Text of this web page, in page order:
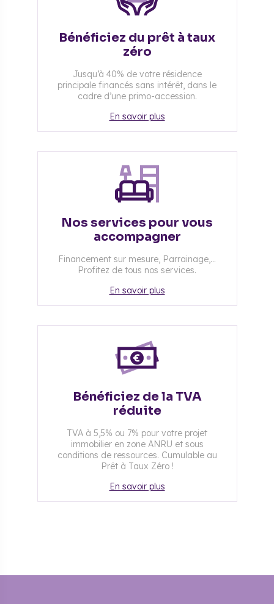
Bénéficiez du prêt à taux
zéro
Jusqu’à 40% de votre résidence
principale financés sans intérêt, dans le
cadre d’une primo-accession.
En savoir plus
Nos services pour vous
accompagner
Financement sur mesure, Parrainage,...
Profitez de tous nos services.
En savoir plus
Bénéficiez de la TVA
réduite
TVA à 5,5% ou 7% pour votre projet
immobilier en zone ANRU et sous
conditions de ressources. Cumulable au
Prêt à Taux Zéro !
En savoir plus